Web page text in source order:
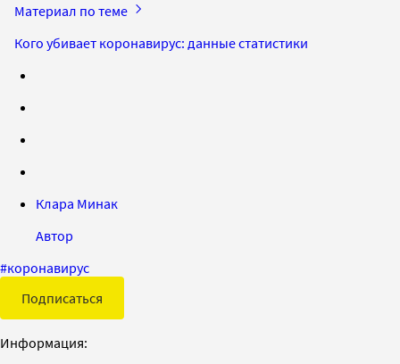
Материал по теме
Кого убивает коронавирус: данные статистики
Клара Минак
Автор
#коронавирус
Подписаться
Информация: